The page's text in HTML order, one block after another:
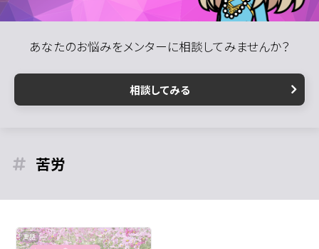
あなたのお悩みをメンターに相談してみませんか？
相談してみる
苦労
寓話